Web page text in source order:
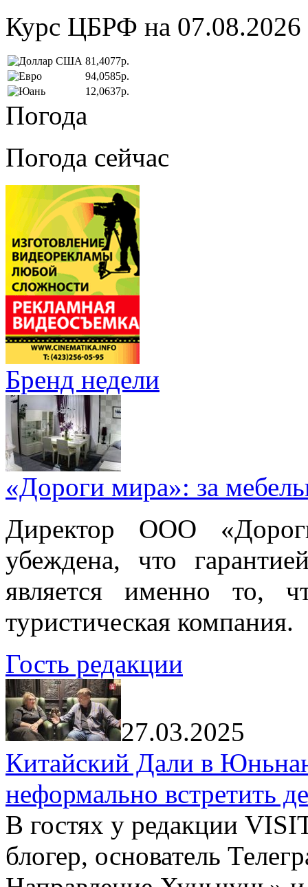
Курс ЦБРФ на 07.08.2026
81,4077р.
94,0585р.
12,0637р.
Погода
Погода сейчас
Бренд недели
«Дороги мира»: за
Директор ООО
убеждена, что
является именно то,
туристическая компания.
Гость редакции
27.03.2025
Китайский Дали в
неформально встретить
В гостях у редакции
блогер, основатель